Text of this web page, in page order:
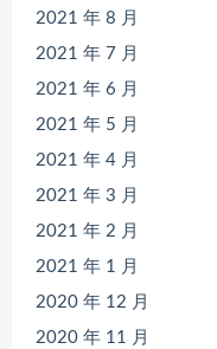
2021 年 8 月
2021 年 7 月
2021 年 6 月
2021 年 5 月
2021 年 4 月
2021 年 3 月
2021 年 2 月
2021 年 1 月
2020 年 12 月
2020 年 11 月